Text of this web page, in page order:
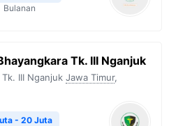
Bulanan
Tk. III Nganjuk
III Nganjuk Jawa Timur,
- 20 Juta